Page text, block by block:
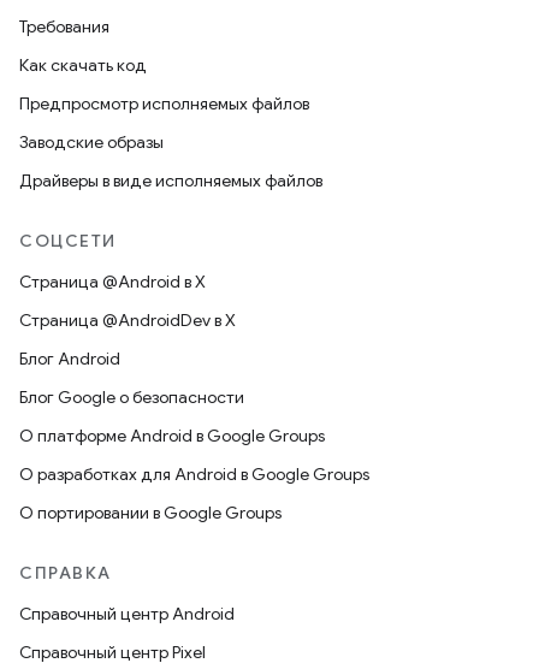
Требования
Как скачать код
Предпросмотр исполняемых файлов
Заводские образы
Драйверы в виде исполняемых файлов
СОЦСЕТИ
Страница @Android в X
Страница @AndroidDev в X
Блог Android
Блог Google о безопасности
О платформе Android в Google Groups
О разработках для Android в Google Groups
О портировании в Google Groups
СПРАВКА
Справочный центр Android
Справочный центр Pixel